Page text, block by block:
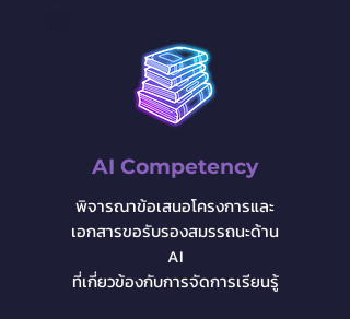
AI Competency
พิจารณาข้อเสนอโครงการและ
เอกสารขอรับรองสมรรถนะด้าน
AI
ที่เกี่ยวข้องกับการจัดการเรียนรู้​